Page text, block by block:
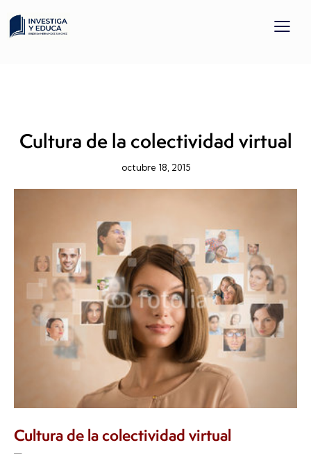
Cultura de la colectividad virtual
octubre 18, 2015
Cultura de la colectividad virtual